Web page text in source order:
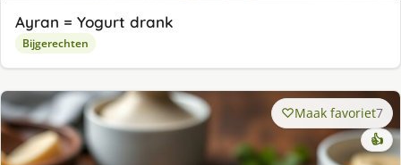
Ayran = Yogurt drank
Bijgerechten
Maak favoriet7
👍